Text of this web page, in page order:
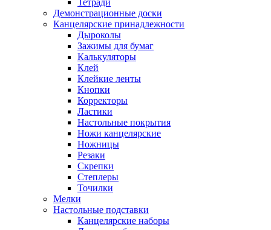
Тетради
Демонстрационные доски
Канцелярские принадлежности
Дыроколы
Зажимы для бумаг
Калькуляторы
Клей
Клейкие ленты
Кнопки
Корректоры
Ластики
Настольные покрытия
Ножи канцелярские
Ножницы
Резаки
Скрепки
Степлеры
Точилки
Мелки
Настольные подставки
Канцелярские наборы